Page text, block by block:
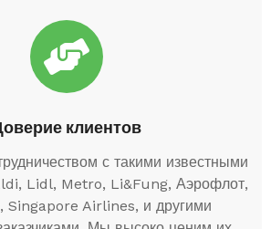
клиентов
с такими известными
Lidl, Metro, Li&Fung, Аэрофлот,
Singapore Airlines, и другими